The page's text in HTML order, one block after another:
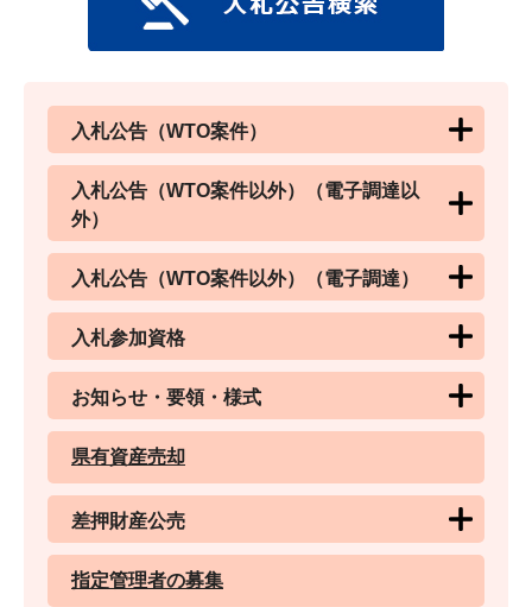
入札公告（WTO案件）
入札公告（WTO案件以外）（電子調達以
外）
入札公告（WTO案件以外）（電子調達）
入札参加資格
お知らせ・要領・様式
県有資産売却
差押財産公売
指定管理者の募集